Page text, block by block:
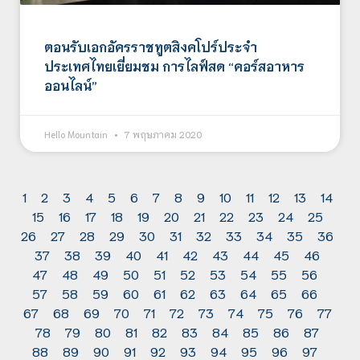
ตอนรับเอกอัครราชทูตสิงคโปร์ประจำ
ประเทศไทยเยี่ยมชม การไลฟ์สด “คอร์สอาหาร
ออนไลน์”
Hello Mountain 7 พฤษภาคม 2020
1 2 3 4 5 6 7 8 9 10 11 12 13
14
15
16 17 18 19 20 21 22 23 24
25
26
27 28 29 30 31 32 33 34 35
36
37
38 39 40 41 42 43 44 45
46
47
48 49 50 51 52 53 54 55
56
57
58 59 60 61 62 63 64 65
66
67
68 69 70 71 72 73 74 75 76
77
78
79 80 81 82 83 84 85 86
87
88
89 90 91 92 93 94 95 96 97